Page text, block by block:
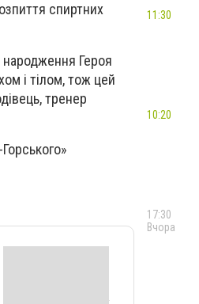
спиртних
народження Героя
і тілом, тож цей
тренер
11:30
10:20
17:30
Вчора